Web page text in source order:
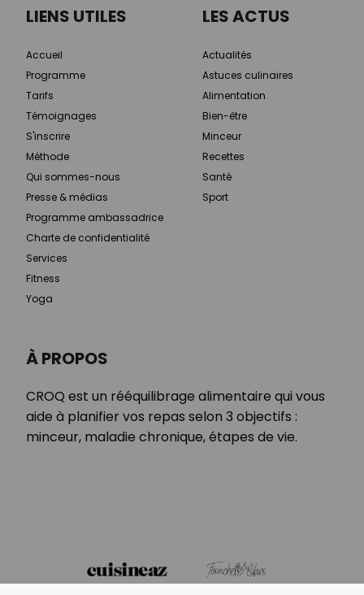
À PROPOS
CROQ est un rééquilibrage alimentaire qui vous
aide à planifier vos repas selon 3 objectifs :
minceur, maladie chronique, étapes de vie.
LIENS UTILES
Accueil
Programme
Tarifs
Témoignages
S'inscrire
Méthode
Qui sommes-nous
Presse & médias
Programme ambassadrice
Charte de confidentialité
Services
Fitness
Yoga
LES ACTUS
Actualités
Astuces culinaires
Alimentation
Bien-être
Minceur
Recettes
Santé
Sport